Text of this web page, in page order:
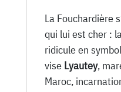
La Fouchardière
qui lui est cher :
ridicule en
vise Lyautey,
Maroc,